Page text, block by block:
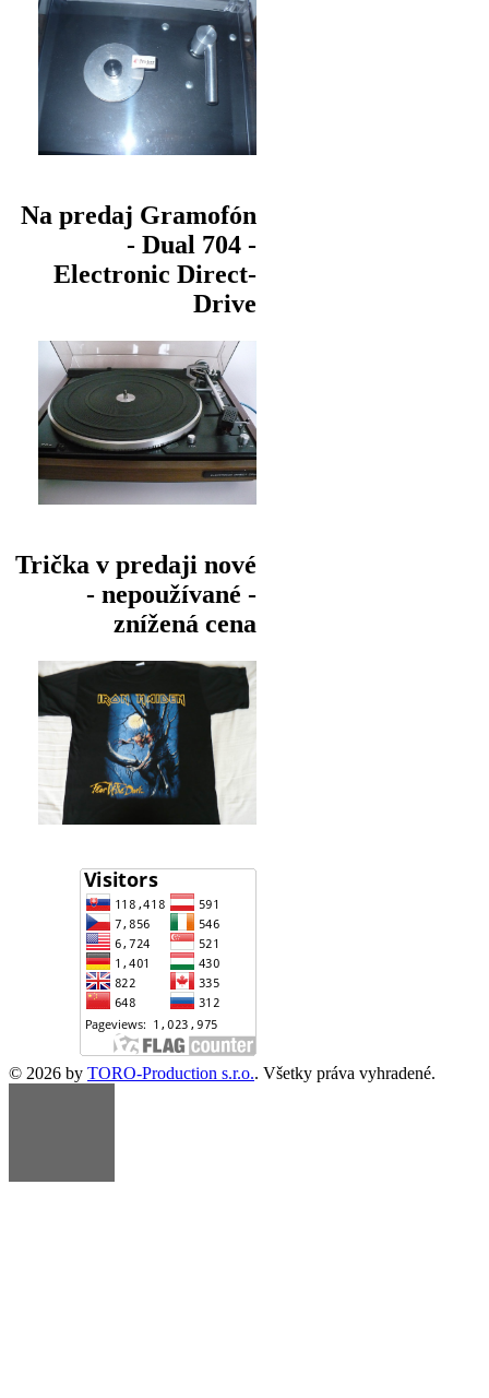
Na predaj Gramofón
- Dual 704 -
Electronic Direct-
Drive
Trička v predaji nové
- nepoužívané -
znížená cena
© 2026 by TORO-Production s.r.o.. Všetky práva vyhradené.